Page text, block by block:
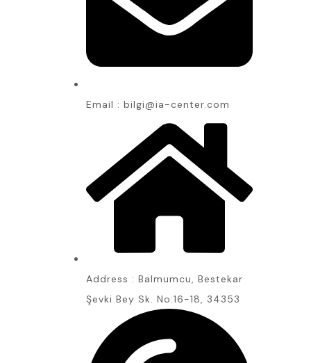
Email : bilgi@ia-center.com
Address : Balmumcu, Bestekar
Şevki Bey Sk. No:16-18, 34353